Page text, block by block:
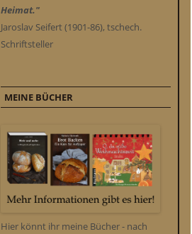
Heimat."
Jaroslav Seifert (1901-86), tschech.
Schriftsteller
MEINE BÜCHER
Hier könnt ihr meine Bücher - nach